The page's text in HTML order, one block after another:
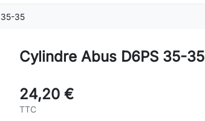
35
Cylindre Abus D6PS 35-35
24,20 €
TTC